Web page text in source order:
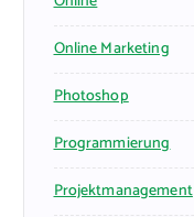
Online Marketing
Photoshop
Programmierung
Projektmanagement